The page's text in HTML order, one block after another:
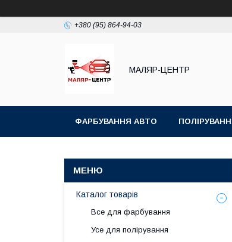
+380 (95) 864-94-03
МАЛЯР-ЦЕНТР
ФАРБУВАННЯ АВТО
Каталог товарів
Все для фарбування
Усе для полірування